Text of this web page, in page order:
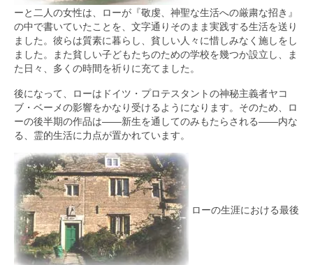
ーと二人の女性は、ローが『敬虔、神聖な生活への厳粛な招き』
の中で書いていたことを、文字通りそのまま実践する生活を送り
ました。彼らは質素に暮らし、貧しい人々に惜しみなく施しをし
ました。また貧しい子どもたちのための学校を幾つか設立し、ま
た日々、多くの時間を祈りに充てました。
後になって、ローはドイツ・プロテスタントの神秘主義者ヤコ
ブ・ベーメの影響をかなり受けるようになります。そのため、ロ
ーの後半期の作品は――新生を通してのみもたらされる――内な
る、霊的生活に力点が置かれています。
ローの生涯における最後